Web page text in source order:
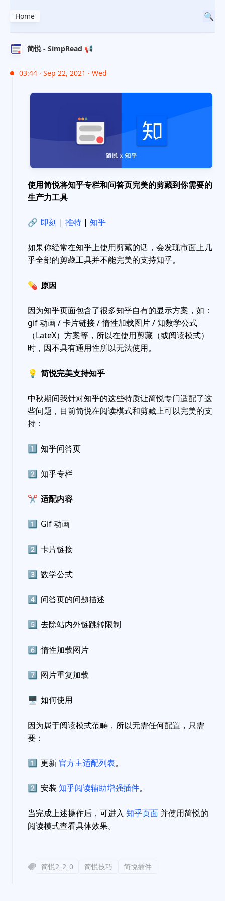
简悦 - SimpRead 📢
03:44 · Sep 22, 2021 · Wed
使用简悦将知乎专栏和问答页完美的剪藏到你需要的
生产力工具
🔗 即刻 | 推特 | 知乎
如果你经常在知乎上使用剪藏的话，会发现市面上几
乎全部的剪藏工具并不能完美的支持知乎。
💊 原因
因为知乎页面包含了很多知乎自有的显示方案，如：
gif 动画 / 卡片链接 / 惰性加载图片 / 知数学公式
（LateX）方案等，所以在使用剪藏（或阅读模式）
时，因不具有通用性所以无法使用。
💡 简悦完美支持知乎
中秋期间我针对知乎的这些特质让简悦专门适配了这
些问题，目前简悦在阅读模式和剪藏上可以完美的支
持：
1️⃣ 知乎问答页
2️⃣ 知乎专栏
✂️ 适配内容
1️⃣ Gif 动画
2️⃣ 卡片链接
3️⃣ 数学公式
4️⃣ 问答页的问题描述
5️⃣ 去除站内外链跳转限制
6️⃣ 惰性加载图片
7️⃣ 图片重复加载
🖥 如何使用
因为属于阅读模式范畴，所以无需任何配置，只需
要：
1️⃣ 更新官方主适配列表。
2️⃣ 安装 知乎阅读辅助增强插件。
当完成上述操作后，可进入 知乎页面并使用简悦的
阅读模式查看具体效果。
简悦2_2_0 简悦技巧 简悦插件
Home